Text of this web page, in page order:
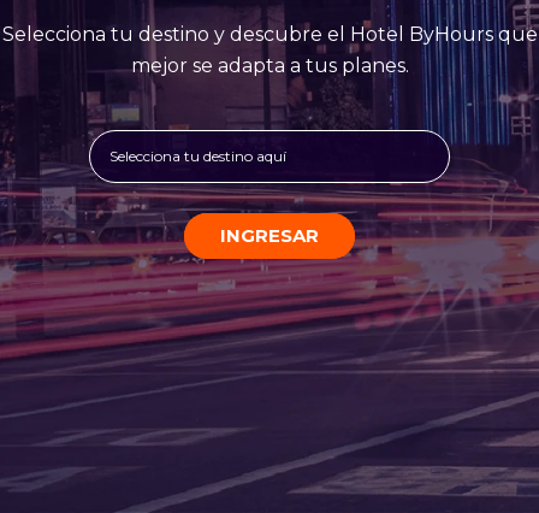
Selecciona tu destino y descubre el Hotel ByHours que
mejor se adapta a tus planes.
Selecciona tu destino aquí
INGRESAR